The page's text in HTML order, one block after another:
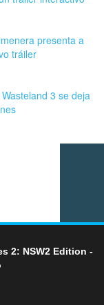
presenta a
tráiler
3 se deja
2: NSW2 Edition -